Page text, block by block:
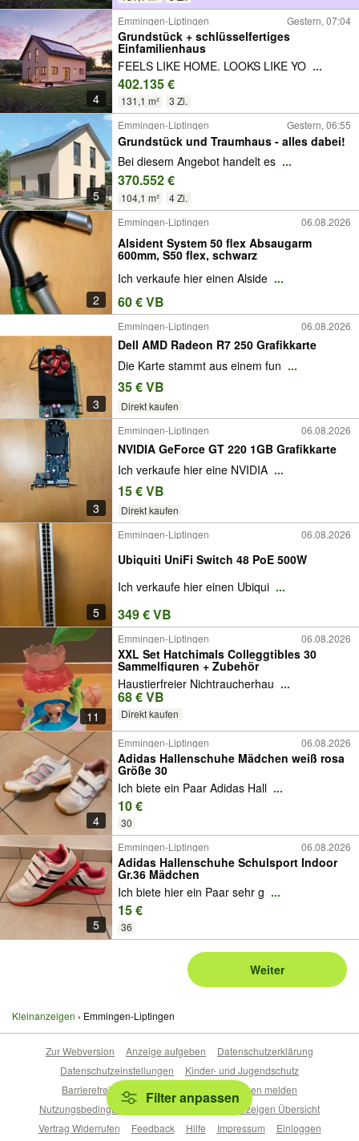
4
Emmingen-Liptingen Gestern, 07:04
Grundstück + schlüsselfertiges
Einfamilienhaus
FEELS LIKE HOME. LOOKS LIKE YO ...
402.135 €
131,1 m² 3 Zi.
5
Emmingen-Liptingen Gestern, 06:55
Grundstück und Traumhaus - alles dabei!
Bei diesem Angebot handelt es ...
370.552 €
104,1 m² 4 Zi.
2
Emmingen-Liptingen 06.08.2026
Alsident System 50 flex Absaugarm
600mm, S50 flex, schwarz
Ich verkaufe hier einen Alside ...
60 € VB
3
Emmingen-Liptingen 06.08.2026
Dell AMD Radeon R7 250 Grafikkarte
Die Karte stammt aus einem fun ...
35 € VB
Direkt kaufen
3
Emmingen-Liptingen 06.08.2026
NVIDIA GeForce GT 220 1GB Grafikkarte
Ich verkaufe hier eine NVIDIA ...
15 € VB
Direkt kaufen
5
Emmingen-Liptingen 06.08.2026
Ubiquiti UniFi Switch 48 PoE 500W
Ich verkaufe hier einen Ubiqui ...
349 € VB
11
Emmingen-Liptingen 06.08.2026
XXL Set Hatchimals Colleggtibles 30
Sammelfiguren + Zubehör
Haustierfreier Nichtraucherhau ...
68 € VB
Direkt kaufen
4
Emmingen-Liptingen 06.08.2026
Adidas Hallenschuhe Mädchen weiß rosa
Größe 30
Ich biete ein Paar Adidas Hall ...
10 €
30
5
Emmingen-Liptingen 06.08.2026
Adidas Hallenschuhe Schulsport Indoor
Gr.36 Mädchen
Ich biete hier ein Paar sehr g ...
15 €
36
Weiter
Kleinanzeigen Emmingen-Liptingen
Filter anpassen
Zur Webversion Anzeige aufgeben
Datenschutzerklärung
Datenschutzeinstellungen
Kinder- und Jugendschutz
Barrierefreiheitserklärung
Sicherheitslücken melden
Nutzungsbedingungen
Beliebte Suchen
Anzeigen Übersicht
Vertrag Widerrufen
Feedback Hilfe Impressum Einloggen